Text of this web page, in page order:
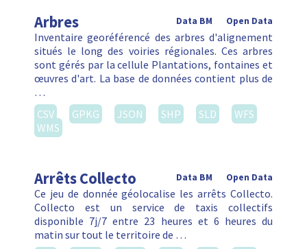
Arbres Open Data
Data BM
Inventaire georéférencé des arbres d'alignement
situés le long des voiries régionales. Ces arbres
sont gérés par la cellule Plantations, fontaines et
œuvres d'art. La base de données contient plus de
…
CSV
GPKG JSON SHP SLD
WFS
WMS
Arrêts Collecto Open Data
Data BM
Ce jeu de donnée géolocalise les arrêts Collecto.
Collecto est un service de taxis collectifs
disponible 7j/7 entre 23 heures et 6 heures du
matin sur tout le territoire de …